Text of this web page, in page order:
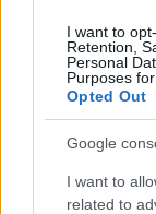
I want to
Retention,
Personal
Purposes
Opted Out
Google
I want to
related to
Giuria di
delle tue idee